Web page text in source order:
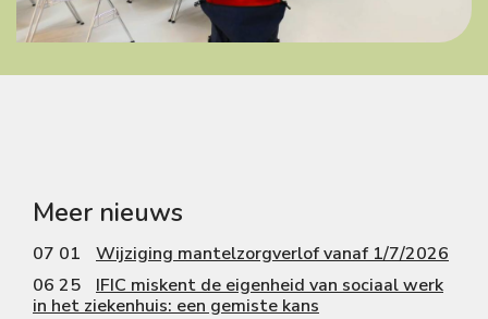
Meer nieuws
07 01
Wijziging mantelzorgverlof vanaf 1/7/2026
06 25
IFIC miskent de eigenheid van sociaal werk
in het ziekenhuis: een gemiste kans